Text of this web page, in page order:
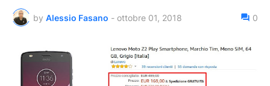
by Alessio Fasano - ottobre 01, 2018 0